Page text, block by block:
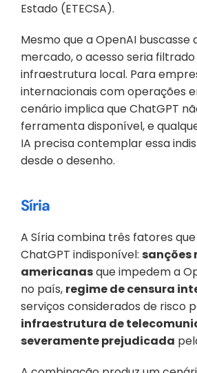
Estado (ETECSA).
Mesmo que a OpenAI buscasse
mercado, o acesso seria
infraestrutura local. Para
internacionais com operações
cenário implica que ChatGPT
ferramenta disponível, e
IA precisa contemplar essa
desde o desenho.
Síria
A Síria combina três fatores
ChatGPT indisponível: sanções
americanas que impedem a
no país, regime de censura
serviços considerados de risco
infraestrutura de
severamente prejudicada